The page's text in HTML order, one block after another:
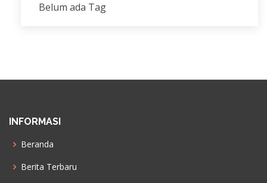
Belum ada Tag
INFORMASI
Beranda
Berita Terbaru